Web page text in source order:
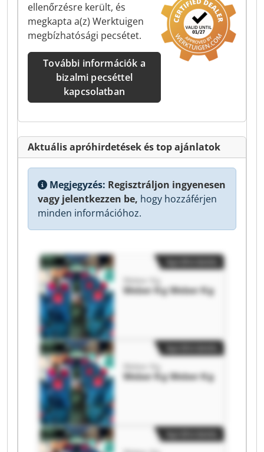
ellenőrzésre került, és
megkapta a(z) Werktuigen
megbízhatósági pecsétet.
További információk a
bizalmi pecséttel
kapcsolatban
Aktuális apróhirdetések és top ajánlatok
Megjegyzés: Regisztráljon ingyenesen
vagy jelentkezzen be, hogy hozzáférjen
minden információhoz.
Weber Kg Weber Kg
Weber Kg Weber Kg